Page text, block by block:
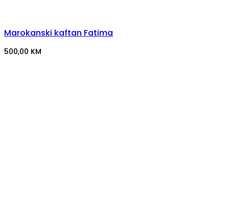
Marokanski kaftan Fatima
500,00 KM